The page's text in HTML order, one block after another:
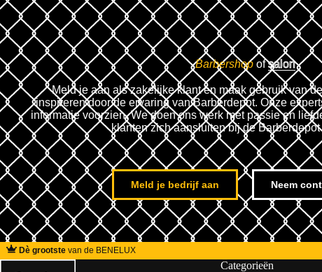
Barbershop of salon
Meld je aan als zakelijke klant en maak gebruik van
inspireren door de ervaring van Barberdepot. Onze
informatie voorzien. We doen ons werk met passie en
klanten zich aansluiten bij de Barberdepot
Meld je bedrijf aan Neem
Dè grootste van de BENELUX
Categorieën